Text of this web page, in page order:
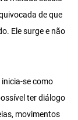
de que
Ele surge e não
se como
ter diálogo
movimentos